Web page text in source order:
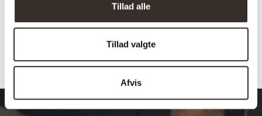
Tillad alle
Tillad valgte
Afvis